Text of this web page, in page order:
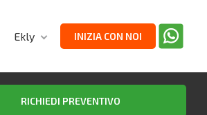
Ekly INIZIA CON NOI
RICHIEDI PREVENTIVO